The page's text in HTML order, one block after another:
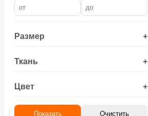
Размер +
Ткань +
Цвет +
Показать Очистить